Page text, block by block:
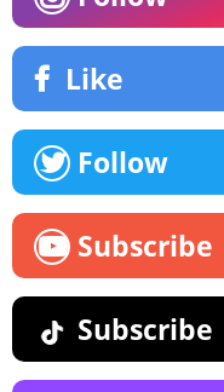
Like
Follow
Subscribe
Subscribe